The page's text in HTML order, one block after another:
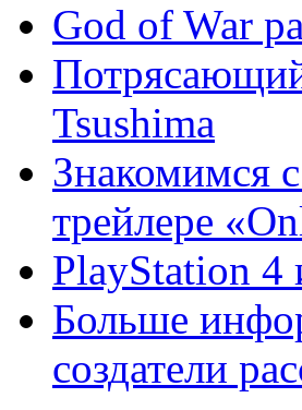
God of War
Tsushima
Знакомимся
трейлере
PlayStation 4
Больше
создатели